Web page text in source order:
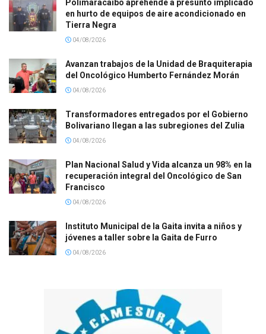
Polimaracaibo aprehende a presunto implicado
en hurto de equipos de aire acondicionado en
Tierra Negra
04/08/2026
Avanzan trabajos de la Unidad de Braquiterapia
del Oncológico Humberto Fernández Morán
04/08/2026
Transformadores entregados por el Gobierno
Bolivariano llegan a las subregiones del Zulia
04/08/2026
Plan Nacional Salud y Vida alcanza un 98% en la
recuperación integral del Oncológico de San
Francisco
04/08/2026
Instituto Municipal de la Gaita invita a niños y
jóvenes a taller sobre la Gaita de Furro
04/08/2026